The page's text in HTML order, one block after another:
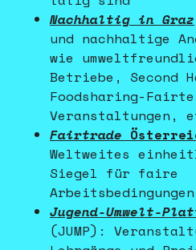
Nachhaltig in Graz
und nachhaltige
wie
Betriebe, Second
Foodsharing-
Veranstaltungen,
Fairtrade
Weltweites
Siegel für faire
Arbeitsbedingungen
Jugend-Umwelt-
(JUMP):